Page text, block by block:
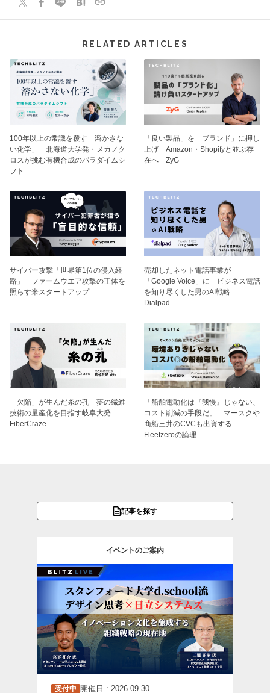
RELATED ARTICLES
100年以上の常識を覆す「溶かさな
い化学」 北海道大学発・メカノク
ロスが挑む有機合成のパラダイムシ
フト
「良い製品」を「ブランド」に押し
上げ Amazon・Shopifyと並ぶ存
在へ ZyG
サイバー攻撃「世界第1位の侵入経
路」 ファームウエア攻撃の正体を
照らす米スタートアップ
売却したネット電話事業が
「Google Voice」に ビジネス電話
を知り尽くした男のAI戦略
Dialpad
「欠陥」が生んだ糸の孔 夢の繊維
技術の量産化を目指す岐阜大発
FiberCraze
「船舶電動化は『我慢』じゃない、
コスト削減の手段だ」 マースクや
商船三井のCVCも出資する
Fleetzeroの論理
記事を探す
イベントのご案内
受付中 開催日 : 2026.09.30